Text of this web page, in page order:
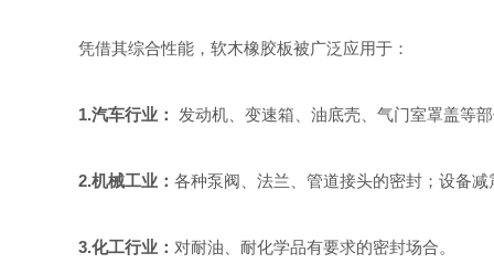
凭借其综合性能，软木橡胶板被广泛应用于：
1.汽车行业： 发动机、变速箱、油底壳、气门室罩盖等
2.机械工业： 各种泵阀、法兰、管道接头的密封；设备减
3.化工行业： 对耐油、耐化学品有要求的密封场合。